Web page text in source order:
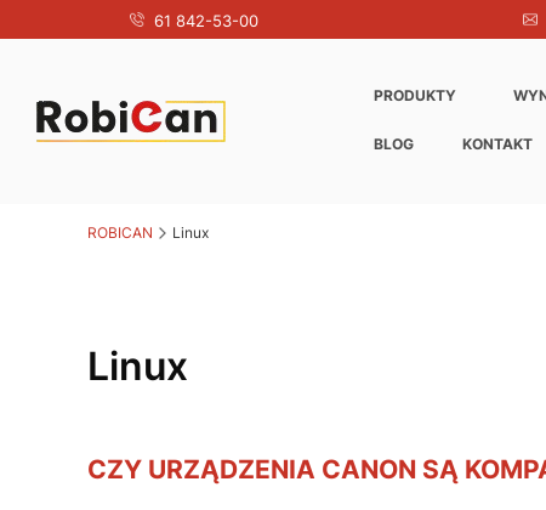
61 842-53-00
PRODUKTY
BLOG KONTAKT
ROBICAN Linux
Linux
CZY URZĄDZENIA CANON SĄ